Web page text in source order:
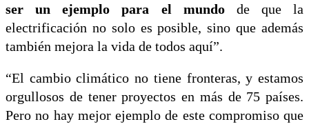
ser un ejemplo para el mundode que la
electrificación no solo es posible, sino que además
también mejora la vida de todos aquí”.
“El cambio climático no tiene fronteras, y estamos
orgullosos de tener proyectos en más de 75 países.
Pero no hay mejor ejemplo de este compromiso que